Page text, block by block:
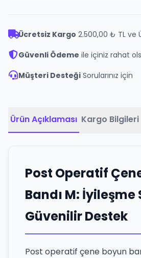
Ücretsiz Kargo 2.500,00 ₺ TL ve
Güvenli Ödeme ile içiniz rahat
Müşteri Desteği Sorularınız için
Ürün Açıklaması Kargo Bilgileri
Post Operatif
Bandı M:
Güvenilir Destek
Post operatif çene boyun